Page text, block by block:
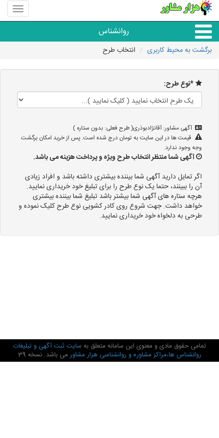
منوی
سایت
مشاور
روانشناس
گروه روانشناسی
برگشت به محیط کاربری انتخاب طرح
*نوع طرح:
آگهی مشاور: آقانژادبوذری( طرح فعلی: بدون ستاره )
قیمت ها در این سایت به تومان درج شده است. پس از خرید امکان برگشت
وجه وجود ندارد.
آگهی شما منتظر انتخاب طرح ویژه و پرداخت هزینه می باشد.
اگر تمایل دارید آگهی شما بیننده بیشتری داشته باشد و افراد زیادی
آن را ببینند، حتما یک نوع طرح را برای تبلیغ خود خریداری نمایید.
هرچه ستاره های آگهی شما بیشتر باشد تبلیغ شما بیننده بیشتری
خواهد داشت. جهت شروع روی کادر کشویی نوع طرح کلیک نموده و
طرحی به دلخواه خود خریداری نمایید.
تمامی حقوق مادی و معنوی این سامانه متعلق به سایت ثبت آگهی و تبلیغات
روانشناس ها،مراکز مشاوره و روانشناسی هزار مشاور می باشد. نسخه 39